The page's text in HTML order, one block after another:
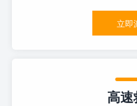
立即
高速